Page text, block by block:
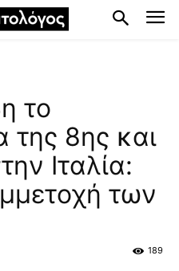
το
8ης και
Ιταλία:
των
189